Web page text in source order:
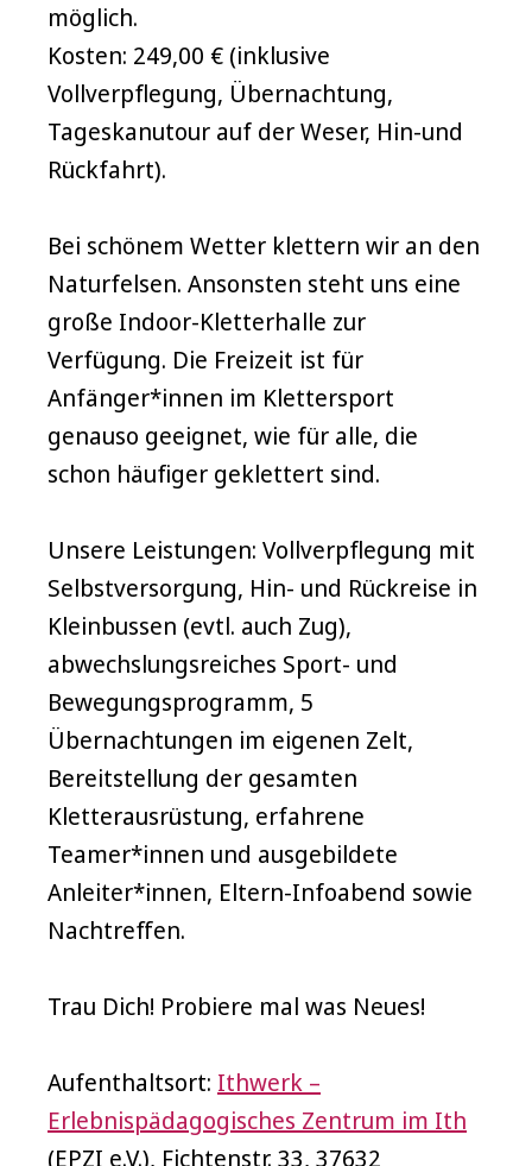
möglich.
Kosten: 249,00 € (inklusive
Vollverpflegung, Übernachtung,
Tageskanutour auf der Weser, Hin-und
Rückfahrt).
Bei schönem Wetter klettern wir an den
Naturfelsen. Ansonsten steht uns eine
große Indoor-Kletterhalle zur
Verfügung. Die Freizeit ist für
Anfänger*innen im Klettersport
genauso geeignet, wie für alle, die
schon häufiger geklettert sind.
Unsere Leistungen: Vollverpflegung mit
Selbstversorgung, Hin- und Rückreise in
Kleinbussen (evtl. auch Zug),
abwechslungsreiches Sport- und
Bewegungsprogramm, 5
Übernachtungen im eigenen Zelt,
Bereitstellung der gesamten
Kletterausrüstung, erfahrene
Teamer*innen und ausgebildete
Anleiter*innen, Eltern-Infoabend sowie
Nachtreffen.
Trau Dich! Probiere mal was Neues!
Aufenthaltsort: Ithwerk –
Erlebnispädagogisches Zentrum im Ith
(EPZI e.V.), Fichtenstr. 33, 37632